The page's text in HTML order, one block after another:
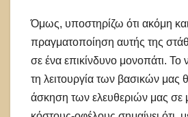
Όμως, υποστηρίζω ότι ακόμη
πραγματοποίηση αυτής της
σε ένα επικίνδυνο μονοπάτι.
τη λειτουργία των βασικών μας
άσκηση των ελευθεριών μας σε